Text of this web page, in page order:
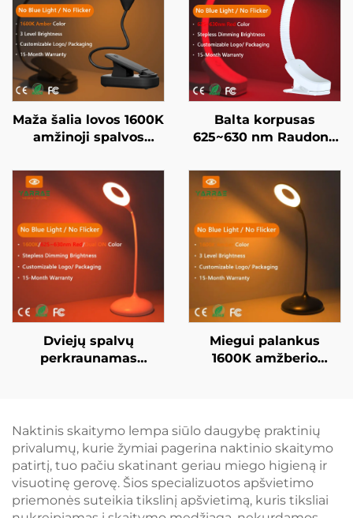
Maža šalia lovos 1600K
amžinoji spalvos
mėlynos šviesos,
juodai dažytas kūnas,
LED knygos lempa
Balta korpusas
625~630 nm Raudona
laipsnių reguliavimo
automatinis ryškumas
atmintis 800 mAh
baterija 60 valandų
veikimo laikas 1
valandos greito
įkrovimo
Dviejų spalvų
perkraunamas
be laipsnių
reguliavimo šviesos
intensyvumui,
atmintimi, 18 val.
baterijos veikimo
laiku, Type-C
Miegui palankus
1600K amžberio
ryškumo nuostatos,
1800 mAh
perkraunama baterija
Naktinis skaitymo lempa siūlo daugybę praktinių
privalumų, kurie žymiai pagerina naktinio skaitymo
patirtį, tuo pačiu skatinant geriau miego higieną ir
visuotinę gerovę. Šios specializuotos apšvietimo
priemonės suteikia tikslinį apšvietimą, kuris tiksliai